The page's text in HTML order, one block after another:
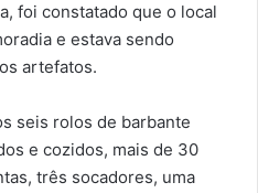
foi constatado que o local
e estava sendo
artefatos.
seis rolos de barbante
e cozidos, mais de 30
três socadores, uma